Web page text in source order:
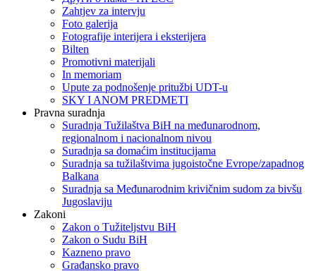
Zahtjev za intervju
Foto galerija
Fotografije interijera i eksterijera
Bilten
Promotivni materijali
In memoriam
Upute za podnošenje pritužbi UDT-u
SKY I ANOM PREDMETI
Pravna suradnja
Suradnja Tužilaštva BiH na međunarodnom,
regionalnom i nacionalnom nivou
Suradnja sa domaćim institucijama
Suradnja sa tužilaštvima jugoistočne Evrope/zapadnog
Balkana
Suradnja sa Međunarodnim krivičnim sudom za bivšu
Jugoslaviju
Zakoni
Zakon o Тužiteljstvu BiH
Zakon o Sudu BiH
Kazneno pravo
Građansko pravo